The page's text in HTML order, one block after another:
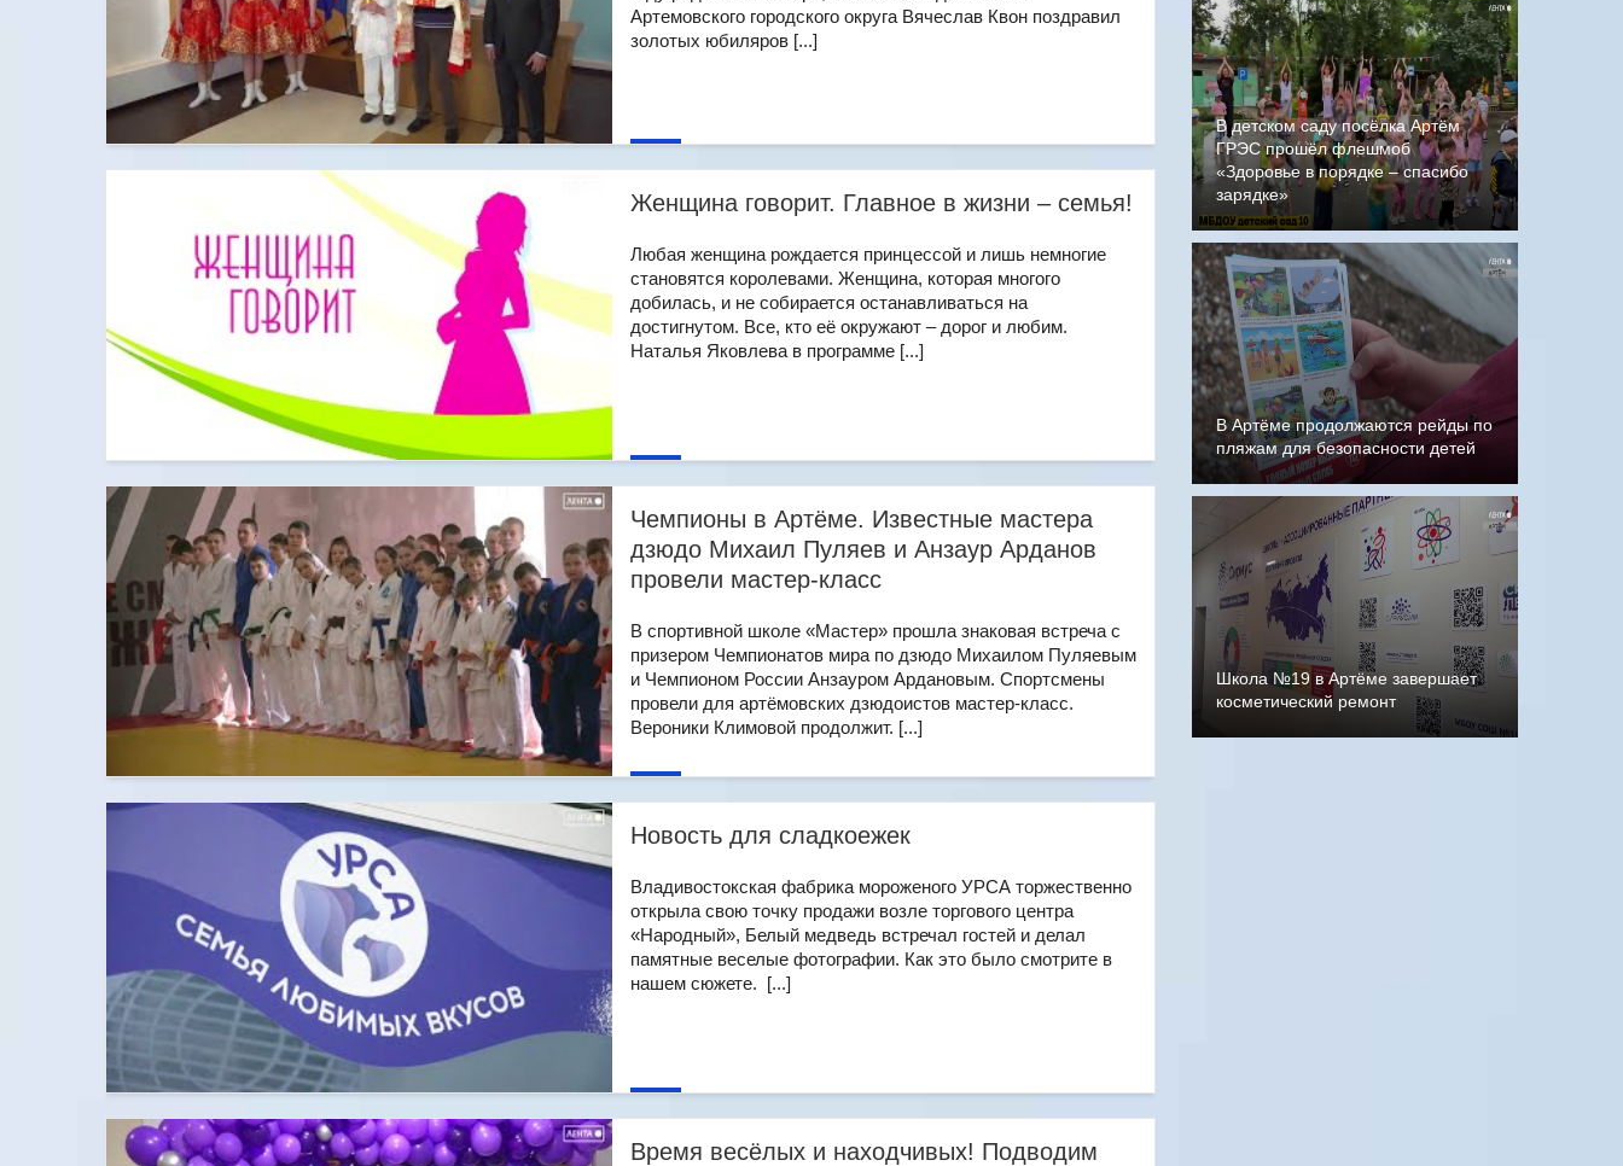
Артемовского городского округа Вячеслав Квон поздравил
золотых юбиляров [...]
Женщина говорит. Главное в жизни – семья!
Любая женщина рождается принцессой и лишь немногие
становятся королевами. Женщина, которая многого
добилась, и не собирается останавливаться на
достигнутом. Все, кто её окружают – дорог и любим.
Наталья Яковлева в программе [...]
Чемпионы в Артёме. Известные мастера
дзюдо Михаил Пуляев и Анзаур Арданов
провели мастер-класс
В спортивной школе «Мастер» прошла знаковая встреча с
призером Чемпионатов мира по дзюдо Михаилом Пуляевым
и Чемпионом России Анзауром Ардановым. Спортсмены
провели для артёмовских дзюдоистов мастер-класс.
Вероники Климовой продолжит. [...]
Новость для сладкоежек
Владивостокская фабрика мороженого УРСА торжественно
открыла свою точку продажи возле торгового центра
«Народный», Белый медведь встречал гостей и делал
памятные веселые фотографии. Как это было смотрите в
нашем сюжете. [...]
Время весёлых и находчивых! Подводим
В детском саду посёлка Артём
ГРЭС прошёл флешмоб
«Здоровье в порядке – спасибо
зарядке»
В Артёме продолжаются рейды по
пляжам для безопасности детей
Школа №19 в Артёме завершает
косметический ремонт